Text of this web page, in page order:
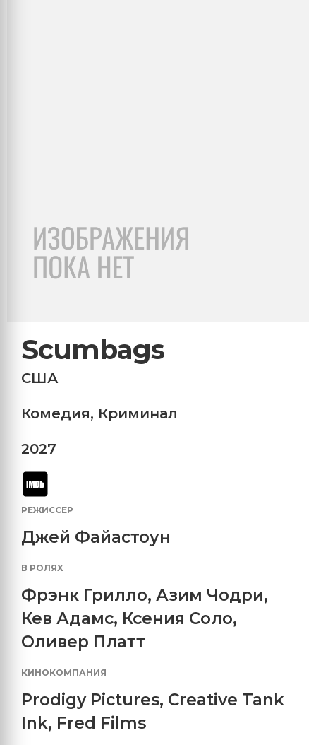
Scumbags
США
Комедия, Криминал
2027
РЕЖИССЕР
Джей Файастоун
В РОЛЯХ
Фрэнк Грилло, Азим Чодри,
Кев Адамс, Ксения Соло,
Оливер Платт
КИНОКОМПАНИЯ
Prodigy Pictures, Creative Tank
Ink, Fred Films